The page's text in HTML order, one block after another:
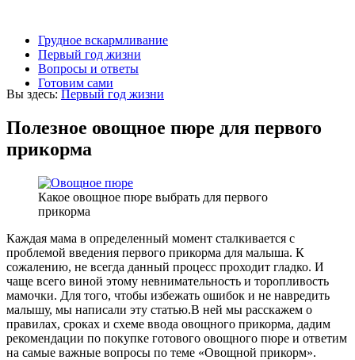
Грудное вскармливание
Первый год жизни
Вопросы и ответы
Готовим сами
Вы здесь: Первый год жизни
Полезное овощное пюре для первого
прикорма
Какое овощное пюре выбрать для первого
прикорма
Каждая мама в определенный момент сталкивается с
проблемой введения первого прикорма для малыша. К
сожалению, не всегда данный процесс проходит гладко. И
чаще всего виной этому невнимательность и торопливость
мамочки. Для того, чтобы избежать ошибок и не навредить
малышу, мы написали эту статью.В ней мы расскажем о
правилах, сроках и схеме ввода овощного прикорма, дадим
рекомендации по покупке готового овощного пюре и ответим
на самые важные вопросы по теме «Овощной прикорм».